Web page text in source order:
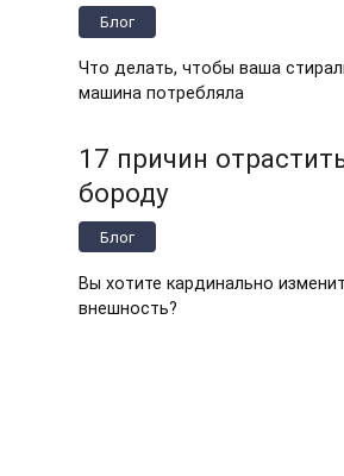
Блог
Что делать, чтобы ваша
машина потребляла
17 причин
бороду
Блог
Вы хотите кардинально
внешность?